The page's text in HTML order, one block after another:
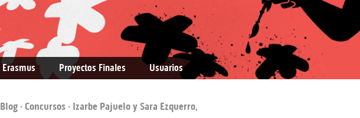
Erasmus Proyectos Finales Usuarios
Blog · Concursos · Izarbe Pajuelo y Sara Ezquerro,